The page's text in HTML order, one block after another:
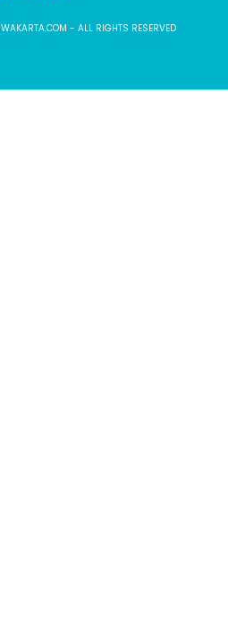
- ALL RIGHTS RESERVED